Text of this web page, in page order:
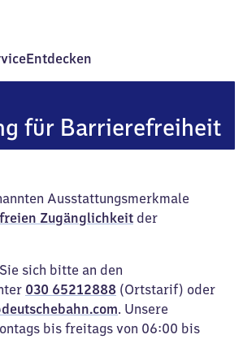
Entdecken
für Barrierefreiheit
Ausstattungsmerkmale
Zugänglichkeit der
sich bitte an den
030 65212888 (Ortstarif) oder
. Unsere
bis freitags von 06:00 bis